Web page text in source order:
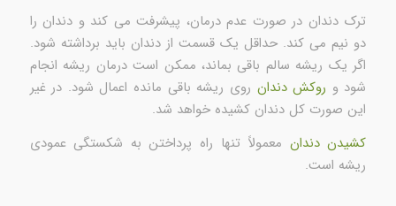
ترک دندان در صورت عدم درمان، پیشرفت می کند و دندان را
دو نیم می کند. حداقل یک قسمت از دندان باید برداشته شود.
اگر یک ریشه سالم باقی بماند، ممکن است درمان ریشه انجام
شود و روکش دندان روی ریشه باقی مانده اعمال شود. در غیر
این صورت کل دندان کشیده خواهد شد.
کشیدن دندان معمولاً تنها راه پرداختن به شکستگی عمودی
ریشه است.